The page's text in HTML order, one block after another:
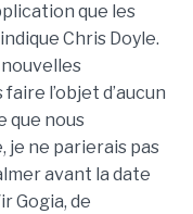
que les
Chris Doyle.
l’objet d’aucun
que nous
je ne parierais pas
avant la date
Gogia, de